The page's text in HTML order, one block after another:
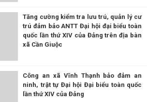
Tăng cường kiểm tra lưu trú, quản lý cư
trú đảm bảo ANTT Đại hội đại biểu toàn
quốc lần thứ XIV của Đảng trên địa bàn
xã Cần Giuộc
Công an xã Vĩnh Thạnh bảo đảm an
ninh, trật tự Đại hội Đại biểu toàn quốc
lần thứ XIV của Đảng